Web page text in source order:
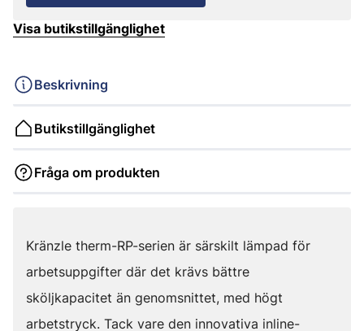
Visa butikstillgänglighet
Beskrivning
Butikstillgänglighet
Fråga om produkten
Kränzle therm-RP-serien är särskilt lämpad för
arbetsuppgifter där det krävs bättre
sköljkapacitet än genomsnittet, med högt
arbetstryck. Tack vare den innovativa inline-